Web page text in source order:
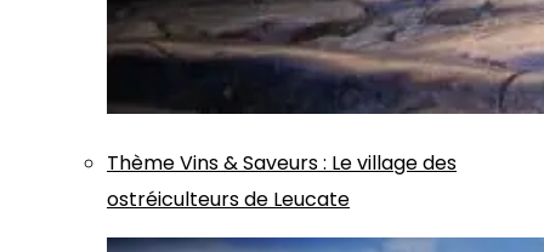
ThèmeVins & Saveurs: Le village des
ostréiculteurs de Leucate